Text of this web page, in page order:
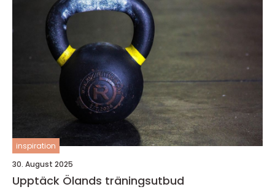
inspiration
30. August 2025
Upptäck Ölands träningsutbud